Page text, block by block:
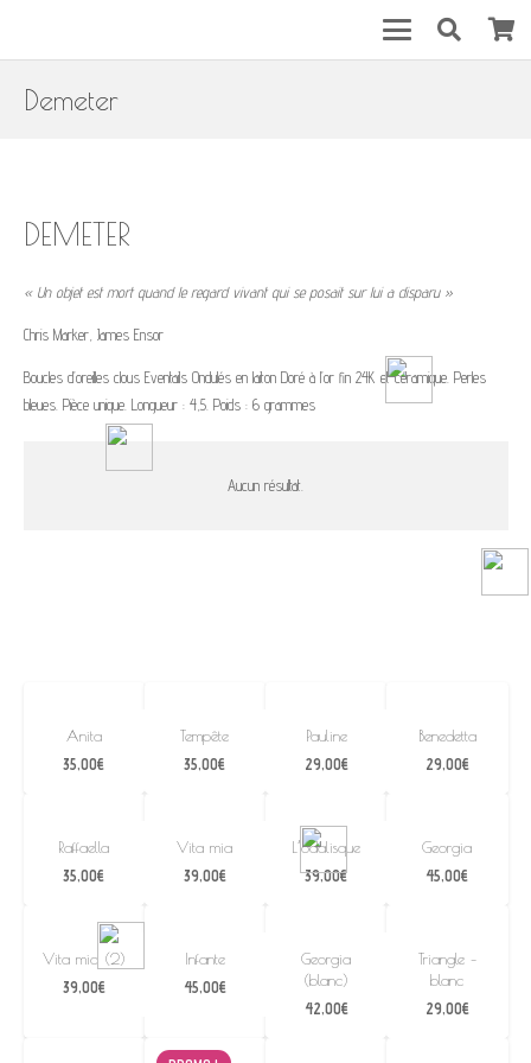
Demeter
DEMETER
« Un objet est mort quand le regard vivant qui se posait sur lui a disparu »
Chris Marker, James Ensor
Boucles d’oreilles clous Eventails Ondulés en laiton Doré à l’or fin 24K et céramique. Perles
bleues. Pièce unique. Longueur : 4,5. Poids : 6 grammes
Aucun résultat.
Anita
35,00€
Tempête
35,00€
Pauline
29,00€
Benedetta
29,00€
Raffaella
35,00€
Vita mia
39,00€
L’odalisque
39,00€
Georgia
45,00€
Vita mia (2)
39,00€
Infante
45,00€
Georgia
(blanc)
42,00€
Triangle –
blanc
29,00€